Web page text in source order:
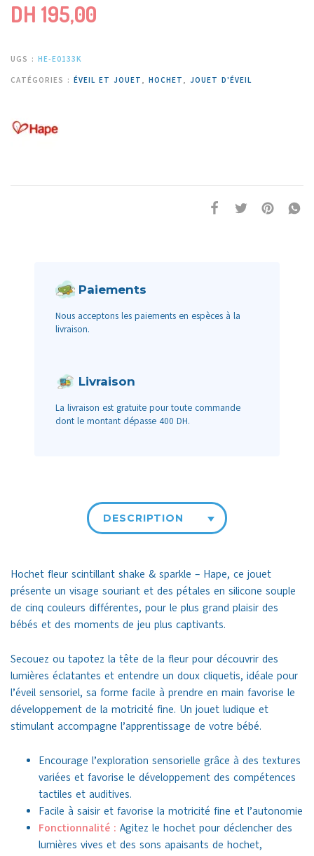
DH 195,00
UGS : HE-E0133K
CATÉGORIES : ÉVEIL ET JOUET , HOCHET , JOUET D'ÉVEIL
Paiements
Nous acceptons les paiements en espèces à la
livraison.
Livraison
La livraison est gratuite pour toute commande
dont le montant dépasse 400 DH.
DESCRIPTION
Hochet fleur scintillant shake & sparkle – Hape, ce jouet
présente un visage souriant et des pétales en silicone souple
de cinq couleurs différentes, pour le plus grand plaisir des
bébés et des moments de jeu plus captivants.
Secouez ou tapotez la tête de la fleur pour découvrir des
lumières éclatantes et entendre un doux cliquetis, idéale pour
l’éveil sensoriel, sa forme facile à prendre en main favorise le
développement de la motricité fine. Un jouet ludique et
stimulant accompagne l’apprentissage de votre bébé.
Encourage l’exploration sensorielle grâce à des textures
variées et favorise le développement des compétences
tactiles et auditives.
Facile à saisir et favorise la motricité fine et l’autonomie
Fonctionnalité : Agitez le hochet pour déclencher des
lumières vives et des sons apaisants de hochet,